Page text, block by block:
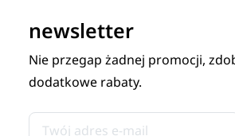
newsletter
Nie przegap żadnej promocji,
dodatkowe rabaty.